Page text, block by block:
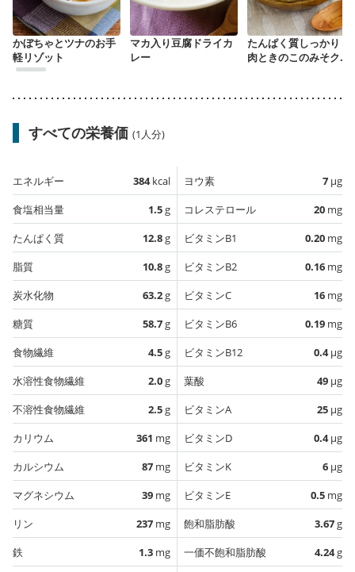
かぼちゃとツナのお手
軽リゾット
マカ入り豆腐ドライカ
レー
たんぱく質しっかり 豚
肉ときのこのみそクリ
すべての栄養価 (1人分)
エネルギー 384kcal
食塩相当量
1.5g
たんぱく質
12.8g
脂質
10.8g
炭水化物
63.2g
糖質
58.7g
食物繊維
4.5g
水溶性食物繊維
2.0g
不溶性食物繊維
2.5g
カリウム
361 mg
カルシウム
87 mg
マグネシウム
39 mg
リン
237 mg
鉄
1.3 mg
ヨウ素 7 µg
コレステロール
20 mg
ビタミンB1
0.20 mg
ビタミンB2
0.16 mg
ビタミンC
16 mg
ビタミンB6
0.19 mg
ビタミンB12
0.4µg
葉酸
49 µg
ビタミンA
25 µg
ビタミンD
0.4µg
ビタミンK
6 µg
ビタミンE
0.5 mg
飽和脂肪酸
3.67g
一価不飽和脂肪酸
4.24g